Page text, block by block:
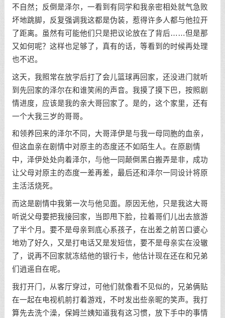
不自然；反倒是泽尔，一看到有同学和我亲密相处就气急败
坏地跳脚，反复强调我这都是伪装，惹得许多人都与他拉开
了距离。虽然有可能他们只是把议论放在了背后……但是那
又如何呢？这样也足够了，真有的话，等看到的时候再处理
也不迟。
这天，我照常在放学后打了会儿篮球再回家，还没进门就听
到先回家的泽尔在和谁笑闹的声音。我摸了摸下巴，按照剧
情进度，应该是我的亲大哥回家了。是的，这个家里，还有
一个大我三岁的哥哥。
和领养回来的泽尔不同，大哥泽伊是与我一母同胞的血亲，
但这血亲在剧情中对原主的态度还不如陌生人。在原剧情
中，泽伊处处向着泽尔，与他一同颠倒黑白搬弄是非，成功
让父母对原主的态度一差再差，最后还和泽尔一同设计将原
主活活烧死。
而这是剧情中我第一次与他见面。原因无他，只是我这大哥
听说父母要把我接回家，当即甩下脸，拉着哥们儿出去旅游
了半个月。要不是母亲到底心系孩子，在出差之前苦口婆心
地劝了好久，又是打电话又是发短信，要不是母亲实在没辙
了，说再不回家就冻结他的银行卡，他估计现在还在和兄弟
们逍遥自在呢。
我打开门，从客厅穿过，可他们就像看不见似的，兄弟俩贴
在一起在电视机前打着游戏，不时发出些亲昵的笑声。我打
算先去洗个澡，保姆兰姨知道我有这习惯，放下手中的事情